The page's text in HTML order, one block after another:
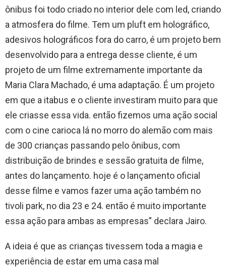
ônibus foi todo criado no interior dele com led, criando
a atmosfera do filme. Tem um pluft em holográfico,
adesivos holográficos fora do carro, é um projeto bem
desenvolvido para a entrega desse cliente, é um
projeto de um filme extremamente importante da
Maria Clara Machado, é uma adaptação. É um projeto
em que a itabus e o cliente investiram muito para que
ele criasse essa vida. então fizemos uma ação social
com o cine carioca lá no morro do alemão com mais
de 300 crianças passando pelo ônibus, com
distribuição de brindes e sessão gratuita de filme,
antes do lançamento. hoje é o lançamento oficial
desse filme e vamos fazer uma ação também no
tivoli park, no dia 23 e 24. então é muito importante
essa ação para ambas as empresas” declara Jairo.
A ideia é que as crianças tivessem toda a magia e
experiência de estar em uma casa mal